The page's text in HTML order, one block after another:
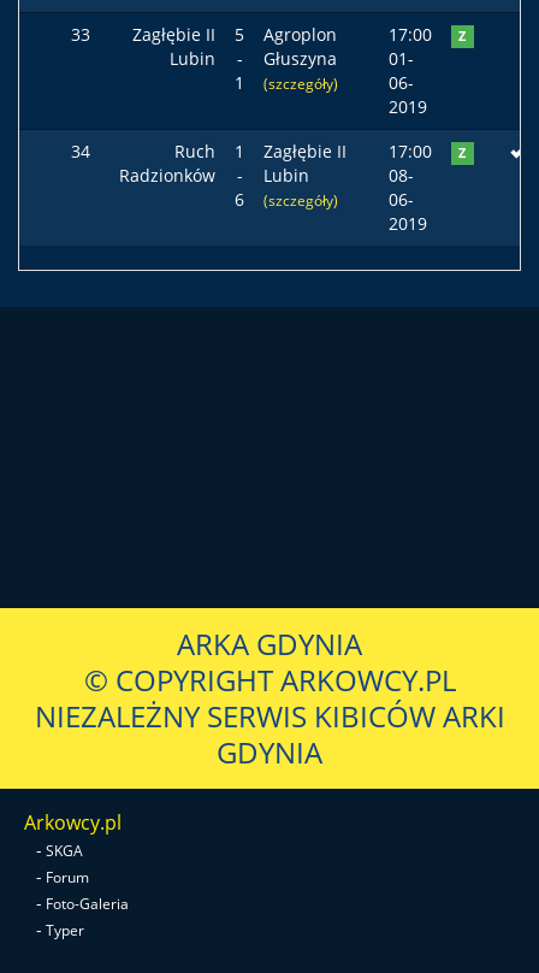
33
Zagłębie II
Lubin
5
-
1
Agroplon
Głuszyna
(szczegóły)
17:00
01-
06-
2019
Z
34
Ruch
Radzionków
1
-
6
Zagłębie II
Lubin
(szczegóły)
17:00
08-
06-
2019
Z
ARKA GDYNIA
© COPYRIGHT ARKOWCY.PL
NIEZALEŻNY SERWIS KIBICÓW ARKI
GDYNIA
Arkowcy.pl
- SKGA
- Forum
- Foto-Galeria
- Typer